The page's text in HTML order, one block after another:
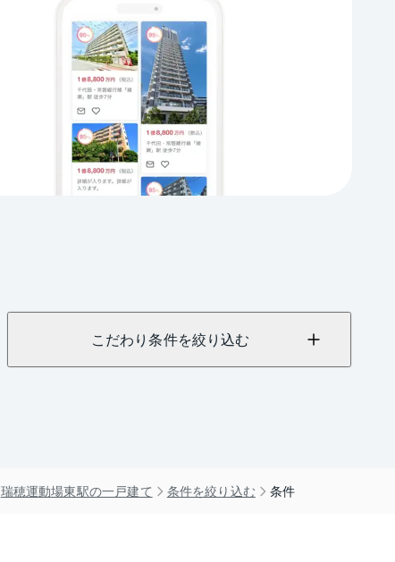
こだわり条件を絞り込む
瑞穂運動場東駅の一戸建て 条件を絞り込む 条件